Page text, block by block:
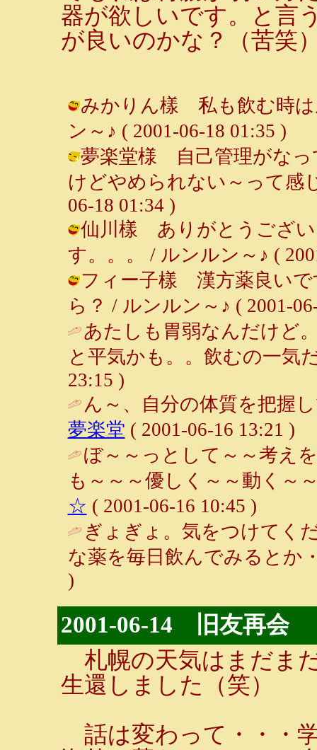
器が欲しいです。と言
が良いのかな？（苦笑
みかりん樣 私も飲む時は
ン～♪ ( 2001-06-18 01:35 )
夢楽堂様 自己管理がなっ
けどやめられない～って感
06-18 01:34 )
仙川樣 ありがとうござい
す。。。 / ルンルン～♪ (
フィー子樣 漢方薬良いで
ら？ / ルンルン～♪ ( 2001-
あたしも胃弱なんだけど
と平気かも。。飲むの一気
23:15 )
ん～、自分の体質を把握
夢楽堂 ( 2001-06-16 13:21 )
ぼ～～っとして～～考え
も～～～優しく～～動く～
☆ ( 2001-06-16 10:45 )
ぎょぎょ。気をつけてく
な薬を毎日飲んでみるとか
)
2001-06-14 旧友再会
札幌の天気はまだま
生還しました（笑）
話は変わって・・・